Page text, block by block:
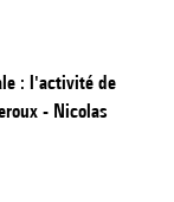
: l'activité de
- Nicolas